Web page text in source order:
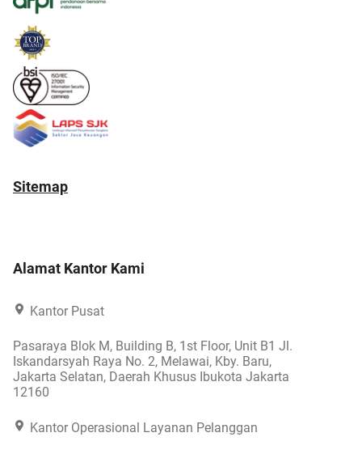
Sitemap
Alamat Kantor Kami
Kantor Pusat
Pasaraya Blok M, Building B, 1st Floor, Unit B1 Jl.
Iskandarsyah Raya No. 2, Melawai, Kby. Baru,
Jakarta Selatan, Daerah Khusus Ibukota Jakarta
12160
Kantor Operasional Layanan Pelanggan